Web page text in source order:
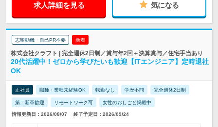
求人詳細を見る 気になる
志望動機・自己PR不要 新着
株式会社クラフト | 完全週休2日制／賞与年2回＋決算賞与／住宅手当あり
20代活躍中！ゼロから学びたいも歓迎【ITエンジニア】定時退社
OK
正社員 職種・業種未経験OK 転勤なし 学歴不問 完全週休2日制
第二新卒歓迎 リモートワーク可 女性のおしごと掲載中
情報更新日：2026/08/07 終了予定日：2026/09/24